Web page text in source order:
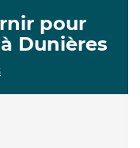
pour
Dunières